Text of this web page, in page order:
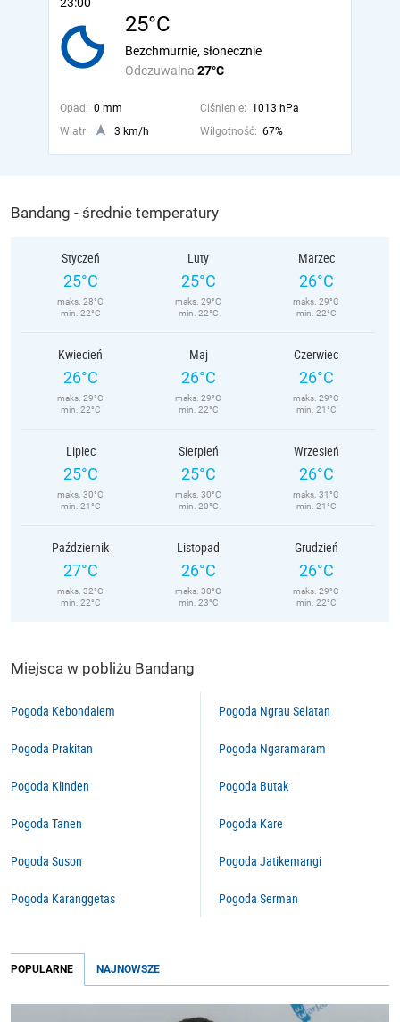
25°C
Odczuwalna 27°C
Bezchmurnie, słonecznie
Opad: 0 mm Ciśnienie: 1013 hPa
Wiatr:
3 km/h Wilgotność: 67%
Bandang - średnie temperatury
Styczeń
25°C
maks. 28°C
min. 22°C
Luty
25°C
maks. 29°C
min. 22°C
Marzec
26°C
maks. 29°C
min. 22°C
Kwiecień
26°C
maks. 29°C
min. 22°C
Maj
26°C
maks. 29°C
min. 22°C
Czerwiec
26°C
maks. 29°C
min. 21°C
Lipiec
25°C
maks. 30°C
min. 21°C
Sierpień
25°C
maks. 30°C
min. 20°C
Wrzesień
26°C
maks. 31°C
min. 21°C
Październik
27°C
maks. 32°C
min. 22°C
Listopad
26°C
maks. 30°C
min. 23°C
Grudzień
26°C
maks. 29°C
min. 22°C
Miejsca w pobliżu Bandang
Pogoda Kebondalem
Pogoda Prakitan
Pogoda Klinden
Pogoda Tanen
Pogoda Suson
Pogoda Karanggetas
Pogoda Ngrau Selatan
Pogoda Ngaramaram
Pogoda Butak
Pogoda Kare
Pogoda Jatikemangi
Pogoda Serman
POPULARNE NAJNOWSZE